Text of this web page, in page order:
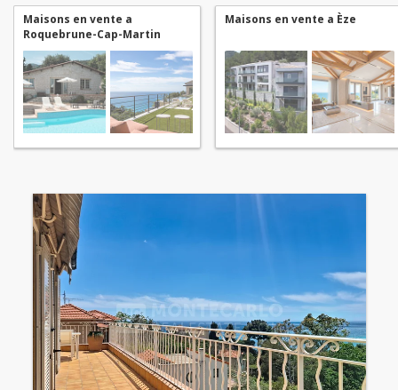
Maisons en vente a
Roquebrune-Cap-Martin
Maisons en vente a Èze